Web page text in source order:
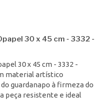
30 x 45 cm - 3332 -
30 x 45 cm - 3332 -
material artístico
guardanapo à firmeza do
peça resistente e ideal